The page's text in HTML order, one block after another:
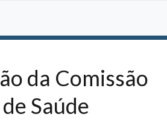
da Comissão
Saúde